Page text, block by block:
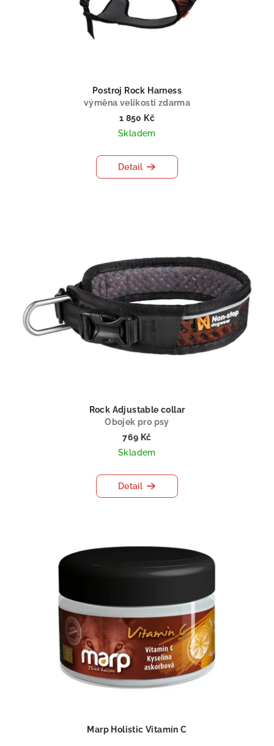
Postroj Rock Harness
výměna velikosti zdarma
1 850 Kč
Skladem
Detail
Rock Adjustable collar
Obojek pro psy
769 Kč
Skladem
Detail
Marp Holistic Vitamín C